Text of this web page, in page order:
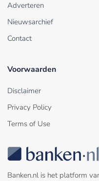
Adverteren
Nieuwsarchief
Contact
Voorwaarden
Disclaimer
Privacy Policy
Terms of Use
Banken.nl is het platform